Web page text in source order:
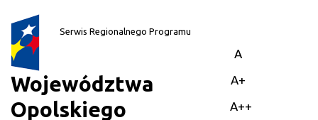
Serwis Regionalnego Programu
Województwa
Opolskiego
A
A+
A++